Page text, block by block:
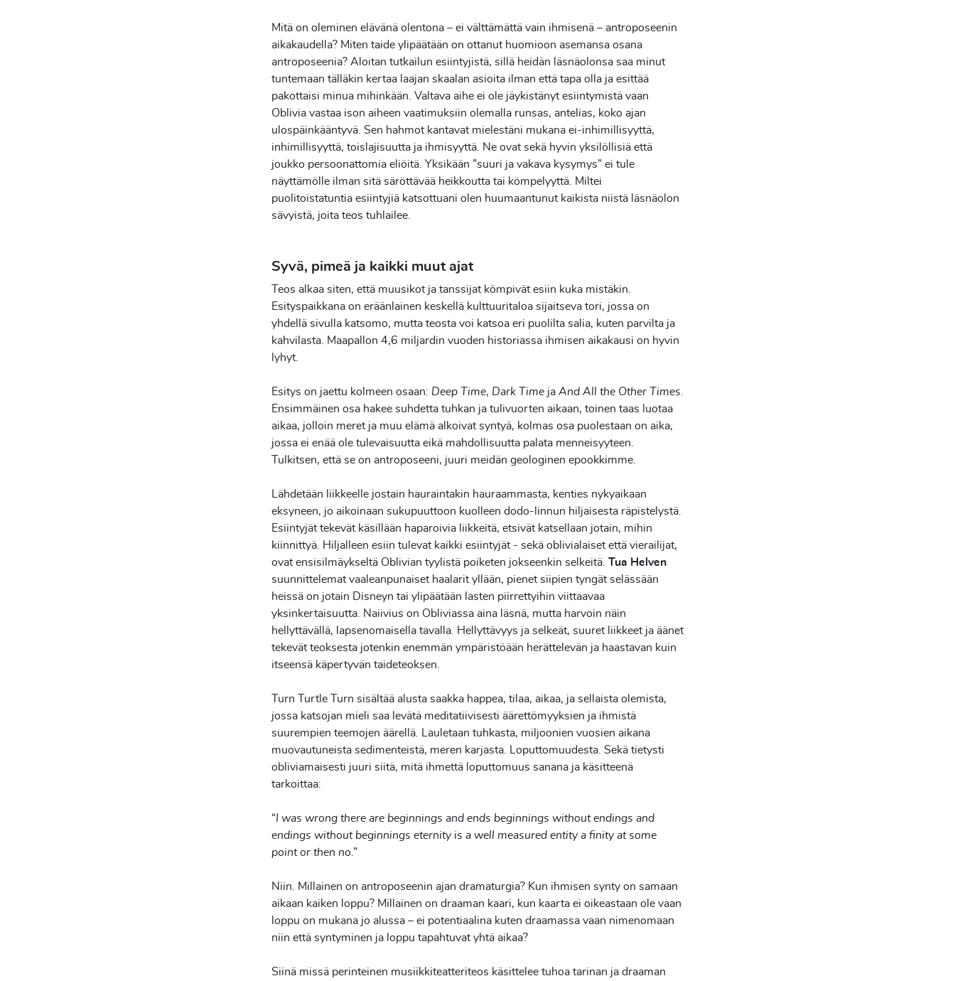
Mitä on oleminen elävänä olentona – ei välttämättä vain ihmisenä – antroposeenin
aikakaudella? Miten taide ylipäätään on ottanut huomioon asemansa osana
antroposeenia? Aloitan tutkailun esiintyjistä, sillä heidän läsnäolonsa saa minut
tuntemaan tälläkin kertaa laajan skaalan asioita ilman että tapa olla ja esittää
pakottaisi minua mihinkään. Valtava aihe ei ole jäykistänyt esiintymistä vaan
Oblivia vastaa ison aiheen vaatimuksiin olemalla runsas, antelias, koko ajan
ulospäinkääntyvä. Sen hahmot kantavat mielestäni mukana ei-inhimillisyyttä,
inhimillisyyttä, toislajisuutta ja ihmisyyttä. Ne ovat sekä hyvin yksilöllisiä että
joukko persoonattomia eliöitä. Yksikään ”suuri ja vakava kysymys” ei tule
näyttämölle ilman sitä säröttävää heikkoutta tai kömpelyyttä. Miltei
puolitoistatuntia esiintyjiä katsottuani olen huumaantunut kaikista niistä läsnäolon
sävyistä, joita teos tuhlailee.
Syvä, pimeä ja kaikki muut ajat
Teos alkaa siten, että muusikot ja tanssijat kömpivät esiin kuka mistäkin.
Esityspaikkana on eräänlainen keskellä kulttuuritaloa sijaitseva tori, jossa on
yhdellä sivulla katsomo, mutta teosta voi katsoa eri puolilta salia, kuten parvilta ja
kahvilasta. Maapallon 4,6 miljardin vuoden historiassa ihmisen aikakausi on hyvin
lyhyt.
Esitys on jaettu kolmeen osaan: Deep Time, Dark Time ja And All the Other Times
Ensimmäinen osa hakee suhdetta tuhkan ja tulivuorten aikaan, toinen taas luotaa
aikaa, jolloin meret ja muu elämä alkoivat syntyä, kolmas osa puolestaan on aika,
jossa ei enää ole tulevaisuutta eikä mahdollisuutta palata menneisyyteen.
Tulkitsen, että se on antroposeeni, juuri meidän geologinen epookkimme.
Lähdetään liikkeelle jostain hauraintakin hauraammasta, kenties nykyaikaan
eksyneen, jo aikoinaan sukupuuttoon kuolleen dodo-linnun hiljaisesta räpistelystä.
Esiintyjät tekevät käsillään haparoivia liikkeitä, etsivät katsellaan jotain, mihin
kiinnittyä. Hiljalleen esiin tulevat kaikki esiintyjät - sekä oblivialaiset että vierailijat,
ovat ensisilmäykseltä Oblivian tyylistä poiketen jokseenkin selkeitä. Tua Helven
suunnittelemat vaaleanpunaiset haalarit yllään, pienet siipien tyngät selässään
heissä on jotain Disneyn tai ylipäätään lasten piirrettyihin viittaavaa
yksinkertaisuutta. Naiivius on Obliviassa aina läsnä, mutta harvoin näin
hellyttävällä, lapsenomaisella tavalla. Hellyttävyys ja selkeät, suuret liikkeet ja äänet
tekevät teoksesta jotenkin enemmän ympäristöään herättelevän ja haastavan kuin
itseensä käpertyvän taideteoksen.
Turn Turtle Turn sisältää alusta saakka happea, tilaa, aikaa, ja sellaista olemista,
jossa katsojan mieli saa levätä meditatiivisesti äärettömyyksien ja ihmistä
suurempien teemojen äärellä. Lauletaan tuhkasta, miljoonien vuosien aikana
muovautuneista sedimenteistä, meren karjasta. Loputtomuudesta. Sekä tietysti
obliviamaisesti juuri siitä, mitä ihmettä loputtomuus sanana ja käsitteenä
tarkoittaa:
“I was wrong there are beginnings and ends beginnings without endings and
endings without beginnings eternity is a well measured entity a finity at some
point or then no .”
Niin. Millainen on antroposeenin ajan dramaturgia? Kun ihmisen synty on samaan
aikaan kaiken loppu? Millainen on draaman kaari, kun kaarta ei oikeastaan ole vaan
loppu on mukana jo alussa – ei potentiaalina kuten draamassa vaan nimenomaan
niin että syntyminen ja loppu tapahtuvat yhtä aikaa?
Siinä missä perinteinen musiikkiteatteriteos käsittelee tuhoa tarinan ja draaman